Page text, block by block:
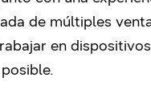
de múltiples
en